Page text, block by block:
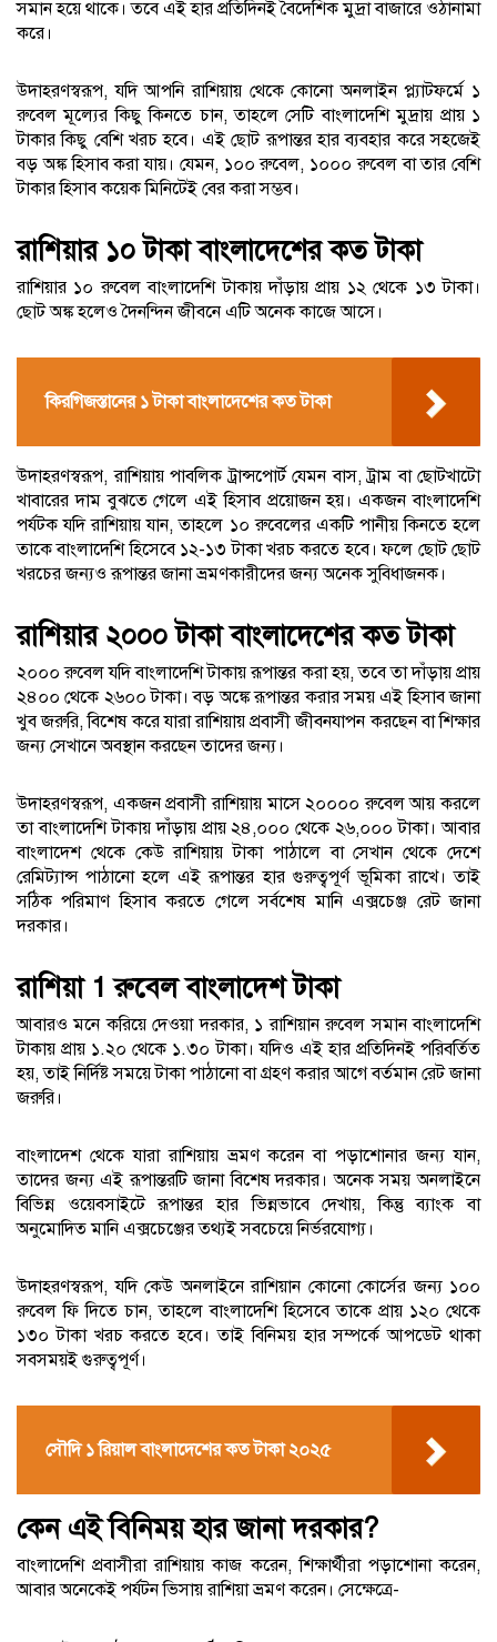
সমান হয়ে থাকে। তবে এই হার প্রতিদিনই বৈদেশিক মুদ্রা বাজারে ওঠানামা
করে।
উদাহরণস্বরূপ, যদি আপনি রাশিয়ায় থেকে কোনো অনলাইন প্ল্যাটফর্মে ১
রুবেল মূল্যের কিছু কিনতে চান, তাহলে সেটি বাংলাদেশি মুদ্রায় প্রায় ১
টাকার কিছু বেশি খরচ হবে। এই ছোট রূপান্তর হার ব্যবহার করে সহজেই
বড় অঙ্ক হিসাব করা যায়। যেমন, ১০০ রুবেল, ১০০০ রুবেল বা তার বেশি
টাকার হিসাব কয়েক মিনিটেই বের করা সম্ভব।
রাশিয়ার ১০ টাকা বাংলাদেশের কত টাকা
রাশিয়ার ১০ রুবেল বাংলাদেশি টাকায় দাঁড়ায় প্রায় ১২ থেকে ১৩ টাকা।
ছোট অঙ্ক হলেও দৈনন্দিন জীবনে এটি অনেক কাজে আসে।
কিরগিজস্তানের ১ টাকা বাংলাদেশের কত টাকা
উদাহরণস্বরূপ, রাশিয়ায় পাবলিক ট্রান্সপোর্ট যেমন বাস, ট্রাম বা ছোটখাটো
খাবারের দাম বুঝতে গেলে এই হিসাব প্রয়োজন হয়। একজন বাংলাদেশি
পর্যটক যদি রাশিয়ায় যান, তাহলে ১০ রুবেলের একটি পানীয় কিনতে হলে
তাকে বাংলাদেশি হিসেবে ১২-১৩ টাকা খরচ করতে হবে। ফলে ছোট ছোট
খরচের জন্যও রূপান্তর জানা ভ্রমণকারীদের জন্য অনেক সুবিধাজনক।
রাশিয়ার ২০০০ টাকা বাংলাদেশের কত টাকা
২০০০ রুবেল যদি বাংলাদেশি টাকায় রূপান্তর করা হয়, তবে তা দাঁড়ায় প্রায়
২৪০০ থেকে ২৬০০ টাকা। বড় অঙ্কে রূপান্তর করার সময় এই হিসাব জানা
খুব জরুরি, বিশেষ করে যারা রাশিয়ায় প্রবাসী জীবনযাপন করছেন বা শিক্ষার
জন্য সেখানে অবস্থান করছেন তাদের জন্য।
উদাহরণস্বরূপ, একজন প্রবাসী রাশিয়ায় মাসে ২০০০০ রুবেল আয় করলে
তা বাংলাদেশি টাকায় দাঁড়ায় প্রায় ২৪,০০০ থেকে ২৬,০০০ টাকা। আবার
বাংলাদেশ থেকে কেউ রাশিয়ায় টাকা পাঠালে বা সেখান থেকে দেশে
রেমিট্যান্স পাঠানো হলে এই রূপান্তর হার গুরুত্বপূর্ণ ভূমিকা রাখে। তাই
সঠিক পরিমাণ হিসাব করতে গেলে সর্বশেষ মানি এক্সচেঞ্জ রেট জানা
দরকার।
রাশিয়া 1 রুবেল বাংলাদেশ টাকা
আবারও মনে করিয়ে দেওয়া দরকার, ১ রাশিয়ান রুবেল সমান বাংলাদেশি
টাকায় প্রায় ১.২০ থেকে ১.৩০ টাকা। যদিও এই হার প্রতিদিনই পরিবর্তিত
হয়, তাই নির্দিষ্ট সময়ে টাকা পাঠানো বা গ্রহণ করার আগে বর্তমান রেট জানা
জরুরি।
বাংলাদেশ থেকে যারা রাশিয়ায় ভ্রমণ করেন বা পড়াশোনার জন্য যান,
তাদের জন্য এই রূপান্তরটি জানা বিশেষ দরকার। অনেক সময় অনলাইনে
বিভিন্ন ওয়েবসাইটে রূপান্তর হার ভিন্নভাবে দেখায়, কিন্তু ব্যাংক বা
অনুমোদিত মানি এক্সচেঞ্জের তথ্যই সবচেয়ে নির্ভরযোগ্য।
উদাহরণস্বরূপ, যদি কেউ অনলাইনে রাশিয়ান কোনো কোর্সের জন্য ১০০
রুবেল ফি দিতে চান, তাহলে বাংলাদেশি হিসেবে তাকে প্রায় ১২০ থেকে
১৩০ টাকা খরচ করতে হবে। তাই বিনিময় হার সম্পর্কে আপডেট থাকা
সবসময়ই গুরুত্বপূর্ণ।
সৌদি ১ রিয়াল বাংলাদেশের কত টাকা ২০২৫
কেন এই বিনিময় হার জানা দরকার?
বাংলাদেশি প্রবাসীরা রাশিয়ায় কাজ করেন, শিক্ষার্থীরা পড়াশোনা করেন,
আবার অনেকেই পর্যটন ভিসায় রাশিয়া ভ্রমণ করেন। সেক্ষেত্রে-